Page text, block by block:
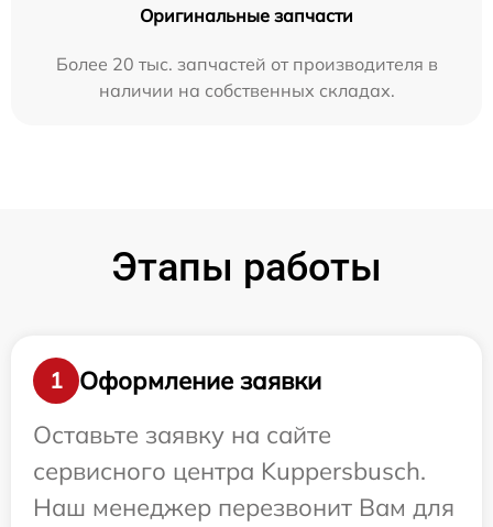
Оригинальные запчасти
Более 20 тыс. запчастей от производителя в
наличии на собственных складах.
Этапы работы
1
Оформление заявки
Оставьте заявку на сайте
сервисного центра Kuppersbusch.
Наш менеджер перезвонит Вам для